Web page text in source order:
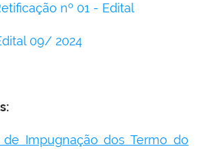
nº 01 - Edital
09/ 2024
de Impugnação dos Termo do